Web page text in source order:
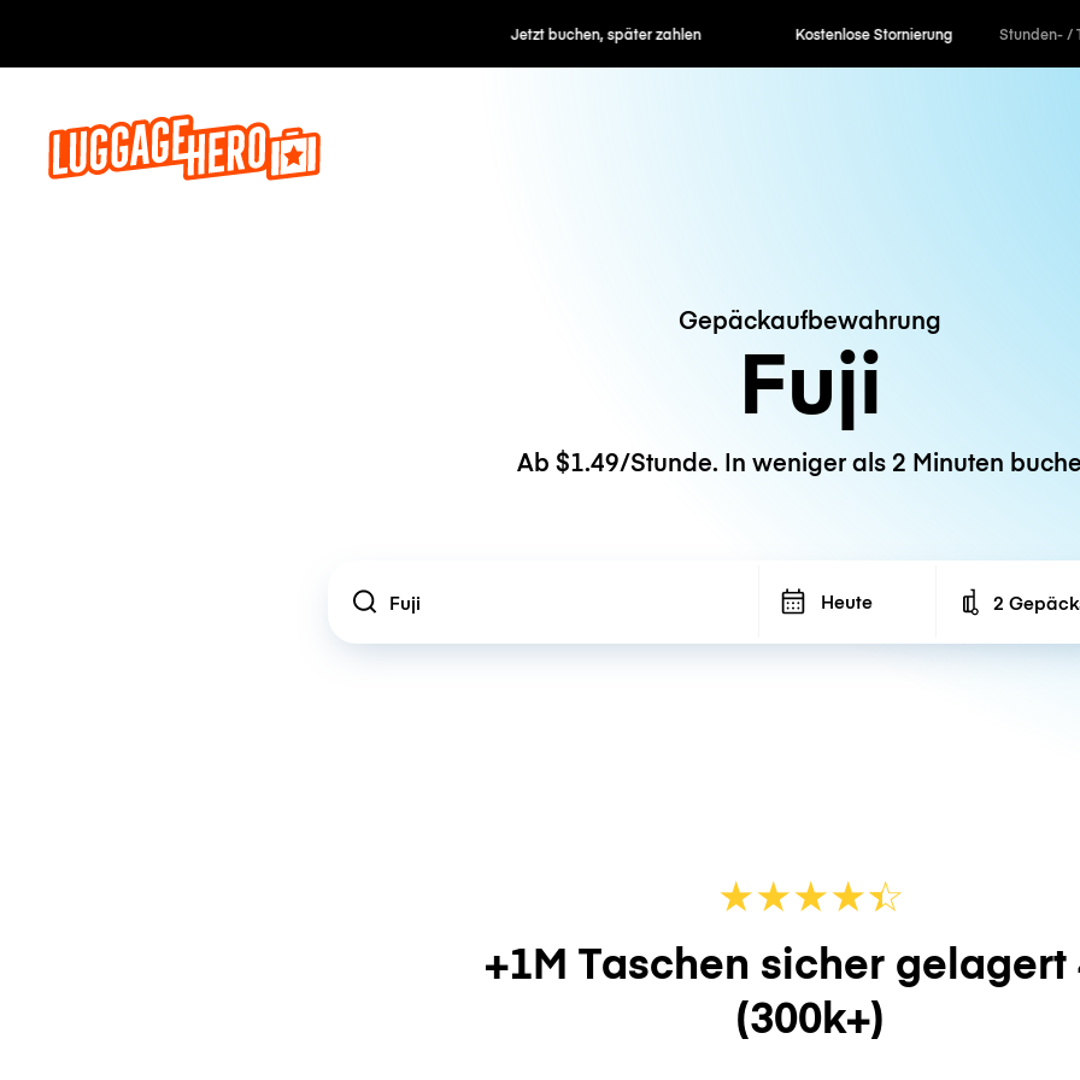
Jetzt buchen, später zahlen Kostenlose Stornierung Stunden- /
Gepäckaufbewahrung
Fuji
Ab $1.49/Stunde. In weniger als 2 Minuten
Location Heute Number of
2
★★★★☆
★
+1M Taschen sicher gelagert
(300k+)